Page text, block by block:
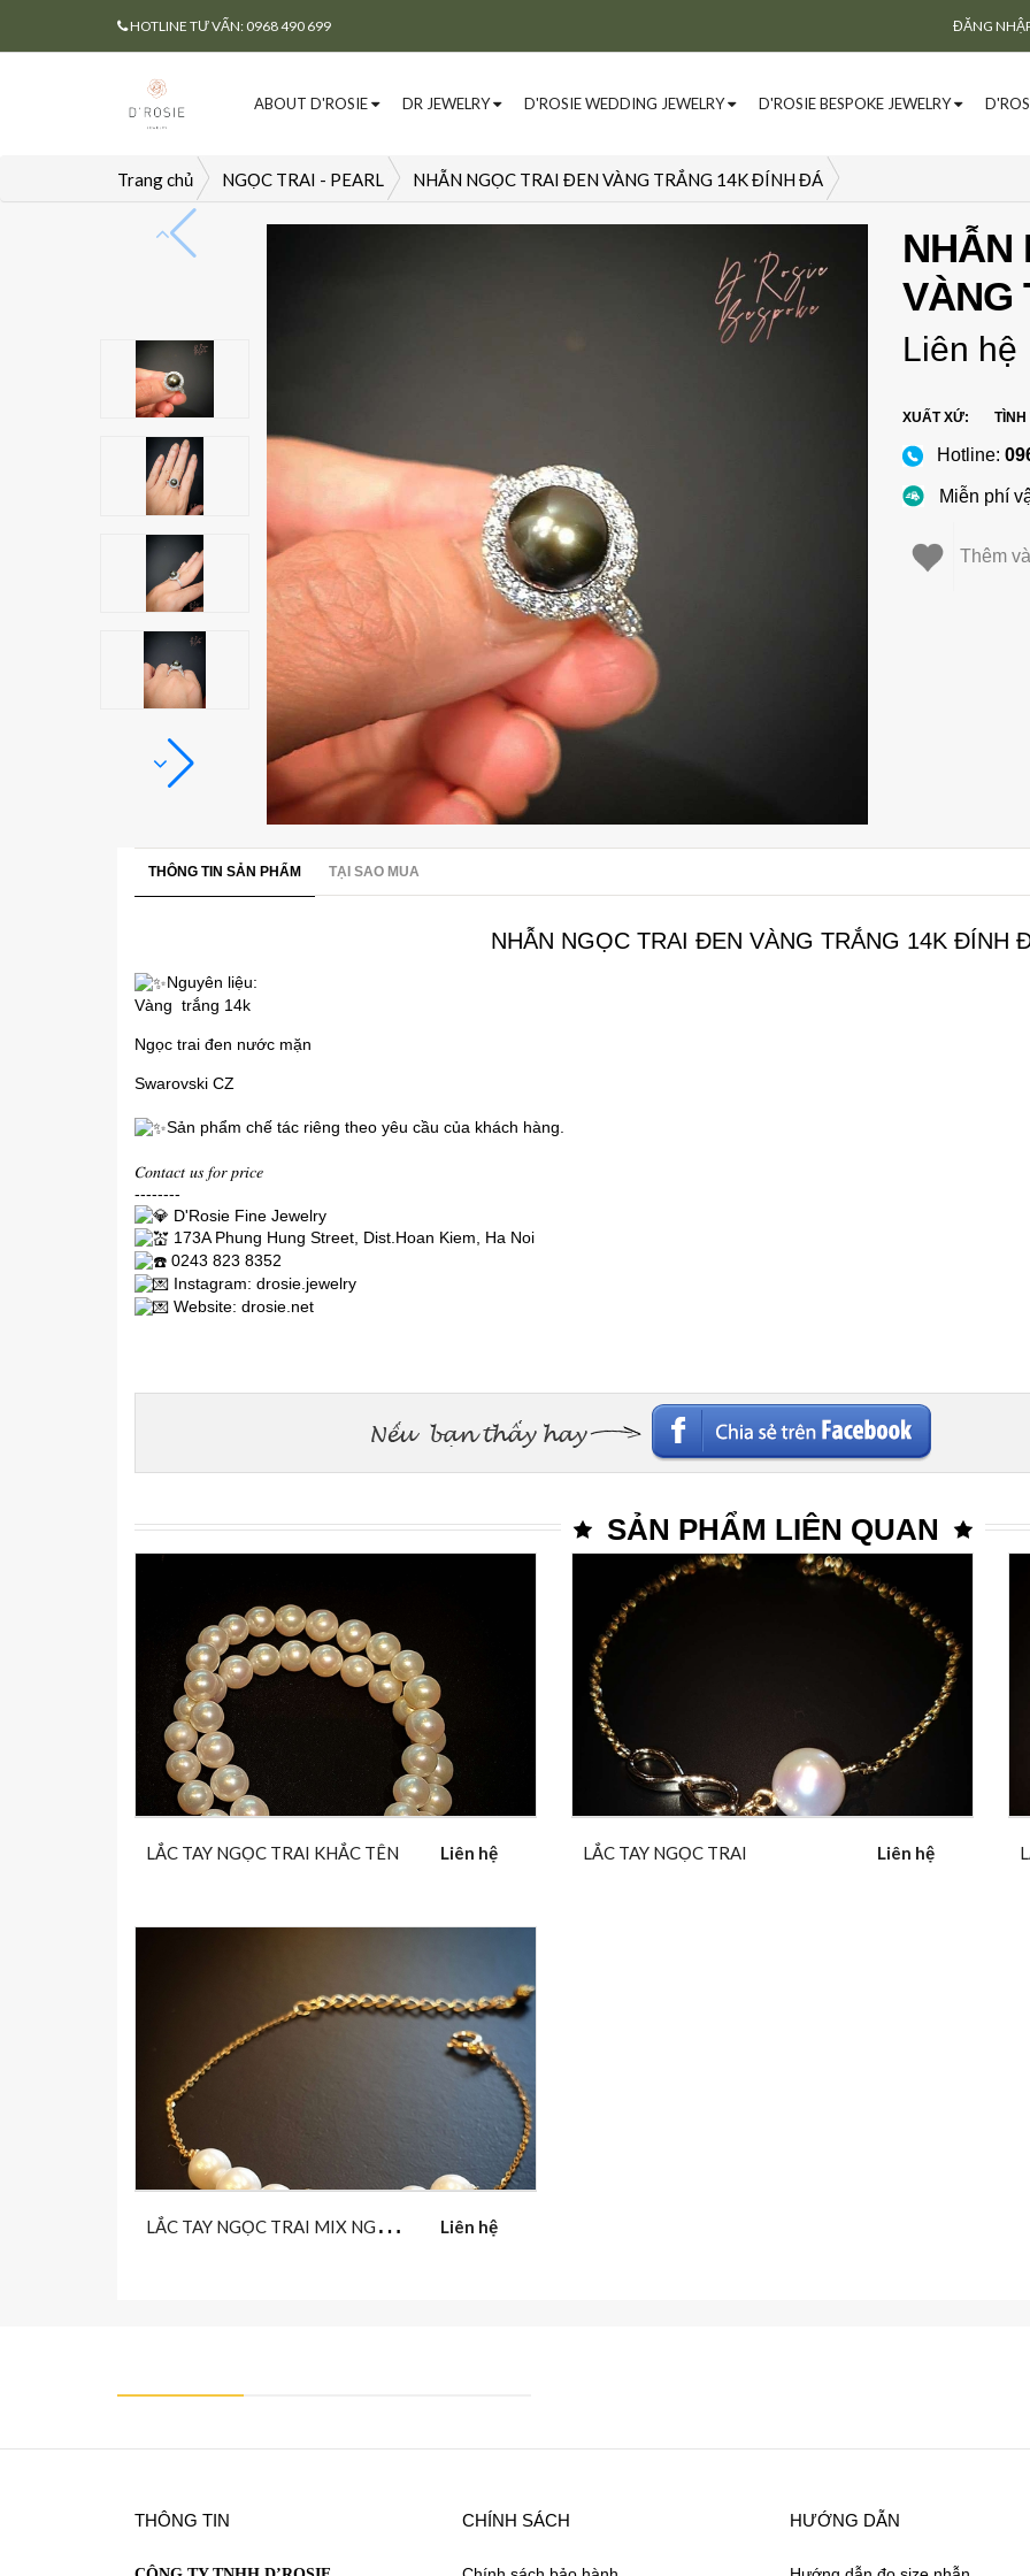
HOTLINE TƯ VẤN: 0968 490 699 ĐĂNG
ABOUT D'ROSIE DR JEWELRY D'ROSIE WEDDING JEWELRY D'ROSIE BESPOKE JEWELRY
Trang chủ NGỌC TRAI - PEARL NHẪN NGỌC TRAI ĐEN VÀNG TRẮNG 14K ĐÍNH ĐÁ
NHẪN
VÀNG
Liên hệ
XUẤT XỨ: TÌNH
Hotline:
Miễn phí
Thêm
THÔNG TIN SẢN PHẨM TẠI SAO MUA
NHẪN NGỌC TRAI ĐEN VÀNG TRẮNG 14K ĐÍNH
Nguyên liệu:
Vàng trắng 14k
Ngọc trai đen nước mặn
Swarovski CZ
Sản phẩm chế tác riêng theo yêu cầu của khách hàng.
𝐶𝑜𝑛𝑡𝑎𝑐𝑡 𝑢𝑠 𝑓𝑜𝑟 𝑝𝑟𝑖𝑐𝑒
--------
D'Rosie Fine Jewelry
173A Phung Hung Street, Dist.Hoan Kiem, Ha Noi
0243 823 8352
Instagram: drosie.jewelry
Website: drosie.net
SẢN PHẨM LIÊN QUAN
LẮC TAY NGỌC TRAI KHẮC TÊN Liên hệ LẮC TAY NGỌC TRAI Liên hệ
L
ẮC TAY NGỌC TRAI MIX NGỌC LỤC BẢO Liên hệ
THÔNG TIN CHÍNH SÁCH HƯỚNG DẪN